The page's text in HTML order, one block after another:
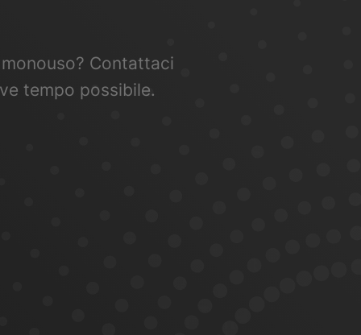
Contattaci
tempo possibile.